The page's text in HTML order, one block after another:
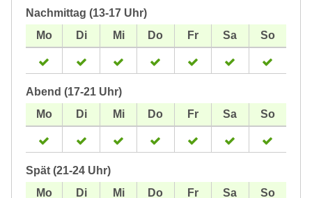
Nachmittag (13-17 Uhr)
Abend (17-21 Uhr)
Spät (21-24 Uhr)